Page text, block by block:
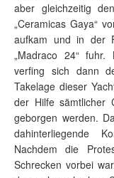
aber gleichzeitig
„Ceramicas Gaya“
aufkam und in der
„Madraco 24“
verfing sich dann
Takelage dieser
der Hilfe sämtlicher
geborgen werden.
dahinterliegende
Nachdem die
Schrecken vorbei